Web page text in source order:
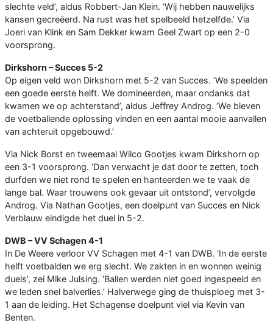
slechte veld’, aldus Robbert-Jan Klein. ‘Wij hebben nauwelijks
kansen gecreëerd. Na rust was het spelbeeld hetzelfde.’ Via
Joeri van Klink en Sam Dekker kwam Geel Zwart op een 2-0
voorsprong.
Dirkshorn – Succes 5-2
Op eigen veld won Dirkshorn met 5-2 van Succes. ‘We speelden
een goede eerste helft. We domineerden, maar ondanks dat
kwamen we op achterstand’, aldus Jeffrey Androg. ‘We bleven
de voetballende oplossing vinden en een aantal mooie aanvallen
van achteruit opgebouwd.’
Via Nick Borst en tweemaal Wilco Gootjes kwam Dirkshorn op
een 3-1 voorsprong. ‘Dan verwacht je dat door te zetten, toch
durfden we niet rond te spelen en hanteerden we te vaak de
lange bal. Waar trouwens ook gevaar uit ontstond’, vervolgde
Androg. Via Nathan Gootjes, een doelpunt van Succes en Nick
Verblauw eindigde het duel in 5-2.
DWB – VV Schagen 4-1
In De Weere verloor VV Schagen met 4-1 van DWB. ‘In de eerste
helft voetbalden we erg slecht. We zakten in en wonnen weinig
duels’, zei Mike Julsing. ‘Ballen werden niet goed ingespeeld en
we leden snel balverlies.’ Halverwege ging de thuisploeg met 3-
1 aan de leiding. Het Schagense doelpunt viel via Kevin van
Benten.